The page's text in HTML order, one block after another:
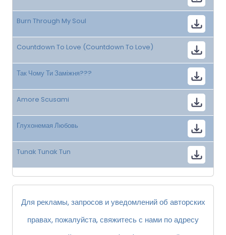
Burn Through My Soul
Countdown To Love (Countdown To Love)
Так Чому Ти Заміжня???
Amore Scusami
Глухонемая Любовь
Tunak Tunak Tun
Для рекламы, запросов и уведомлений об авторских
правах, пожалуйста, свяжитесь с нами по адресу